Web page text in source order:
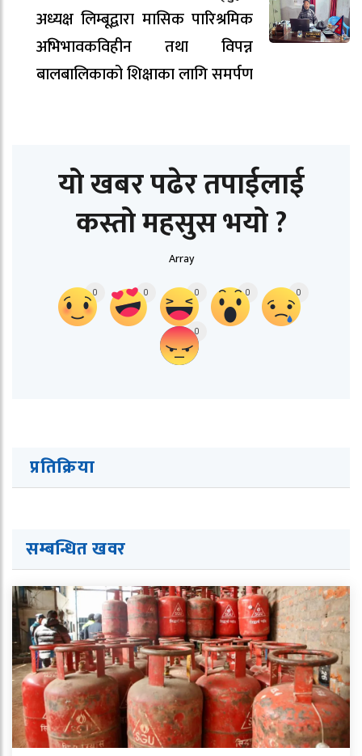
अध्यक्ष लिम्बूद्वारा मासिक पारिश्रमिक
अभिभावकविहीन तथा विपन्न
बालबालिकाको शिक्षाका लागि समर्पण
यो खबर पढेर तपाईलाई
कस्तो महसुस भयो ?
Array
0 0 0 0 0
0
प्रतिक्रिया
सम्बन्धित खवर